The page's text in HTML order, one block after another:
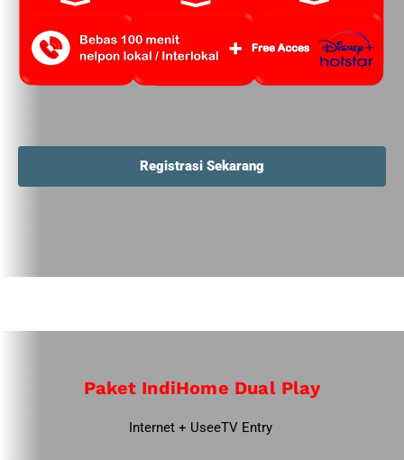
Registrasi Sekarang
Paket IndiHome Dual Play
Internet + UseeTV Entry